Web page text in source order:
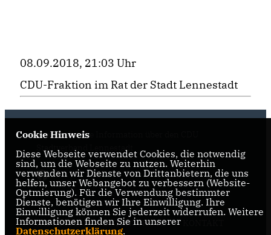
08.09.2018, 21:03 Uhr
CDU-Fraktion im Rat der Stadt Lennestadt
Hier finden Sie Information über den CDU
Stadtverband Lennestadt
IMPRESSUM DATENSCHUTZ
Cookie Hinweis
Diese Webseite verwendet Cookies, die notwendig
sind, um die Webseite zu nutzen. Weiterhin
verwenden wir Dienste von Drittanbietern, die uns
helfen, unser Webangebot zu verbessern (Website-
Optmierung). Für die Verwendung bestimmter
Dienste, benötigen wir Ihre Einwilligung. Ihre
Einwilligung können Sie jederzeit widerrufen. Weitere
Informationen finden Sie in unserer
Datenschutzerklärung.